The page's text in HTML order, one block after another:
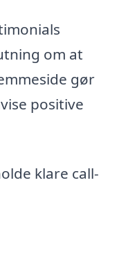
om at
gør
positive
klare call-